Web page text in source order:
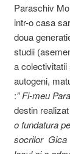
Paraschiv
intr-o casa
doua
studii
a
autogeni,
:” Fi-meu
destin
o fundatura
socrilor Gica